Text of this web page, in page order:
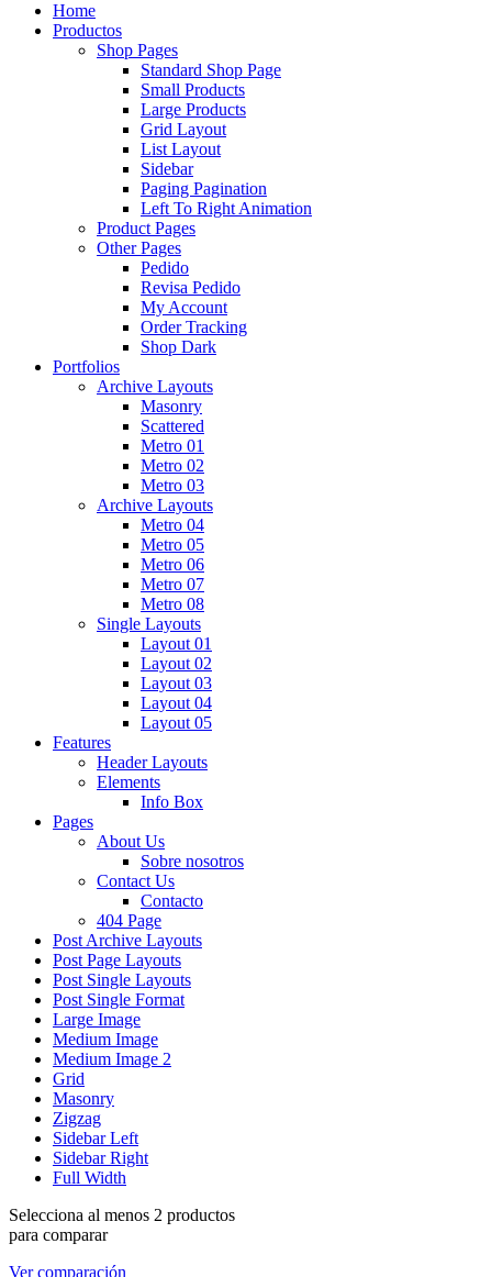
Home
Productos
Shop Pages
Standard Shop Page
Small Products
Large Products
Grid Layout
List Layout
Sidebar
Paging Pagination
Left To Right Animation
Product Pages
Other Pages
Pedido
Revisa Pedido
My Account
Order Tracking
Shop Dark
Portfolios
Archive Layouts
Masonry
Scattered
Metro 01
Metro 02
Metro 03
Archive Layouts
Metro 04
Metro 05
Metro 06
Metro 07
Metro 08
Single Layouts
Layout 01
Layout 02
Layout 03
Layout 04
Layout 05
Features
Header Layouts
Elements
Info Box
Pages
About Us
Sobre nosotros
Contact Us
Contacto
404 Page
Post Archive Layouts
Post Page Layouts
Post Single Layouts
Post Single Format
Large Image
Medium Image
Medium Image 2
Grid
Masonry
Zigzag
Sidebar Left
Sidebar Right
Full Width
Selecciona al menos 2 productos
para comparar
Ver comparación